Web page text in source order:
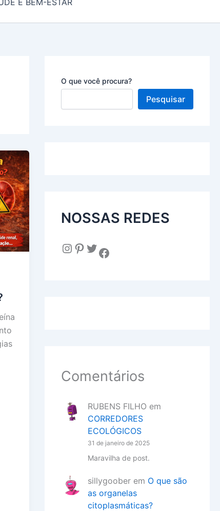
E BEM-ESTAR
O que você procura?
Pesquisar
NOSSAS REDES
Instagram Pinterest Twitter Facebook
Comentários
RUBENS FILHO em
CORREDORES
ECOLÓGICOS
31 de janeiro de 2025
Maravilha de post.
sillygooberem O que são
as organelas
citoplasmáticas?